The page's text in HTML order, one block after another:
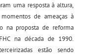
uma resposta à altura,
de ameaças à
na proposta de reforma
na década de 1990.
estão sendo